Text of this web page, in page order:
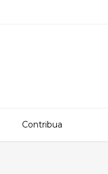
Contribua